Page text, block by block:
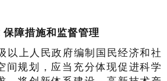
保障措施和监督管理
以上人民政府编制国民经济和社
间规划，应当充分体现促进科学